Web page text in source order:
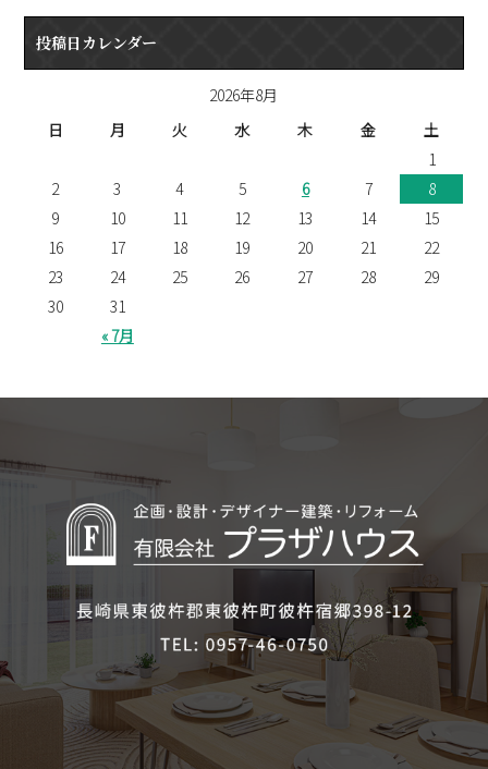
投稿日カレンダー
2026年8月
日
月 火 水 木 金 土
« 7月
1
2
3 4 5 6 7
8
9
10 11 12 13 14
15
16
17 18 19 20 21
22
23
24 25 26 27 28
29
30
31